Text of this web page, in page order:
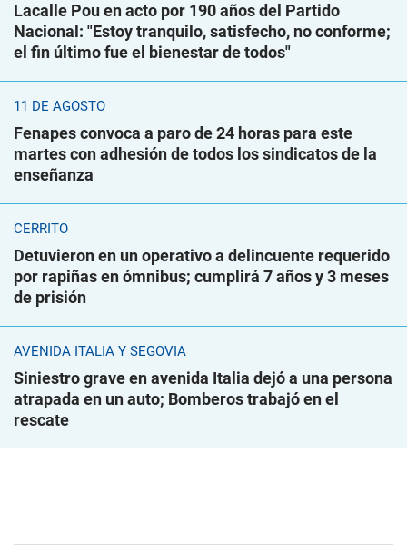
Lacalle Pou en acto por 190 años del Partido
Nacional: "Estoy tranquilo, satisfecho, no conforme;
el fin último fue el bienestar de todos"
11 DE AGOSTO
Fenapes convoca a paro de 24 horas para este
martes con adhesión de todos los sindicatos de la
enseñanza
CERRITO
Detuvieron en un operativo a delincuente requerido
por rapiñas en ómnibus; cumplirá 7 años y 3 meses
de prisión
AVENIDA ITALIA Y SEGOVIA
Siniestro grave en avenida Italia dejó a una persona
atrapada en un auto; Bomberos trabajó en el
rescate